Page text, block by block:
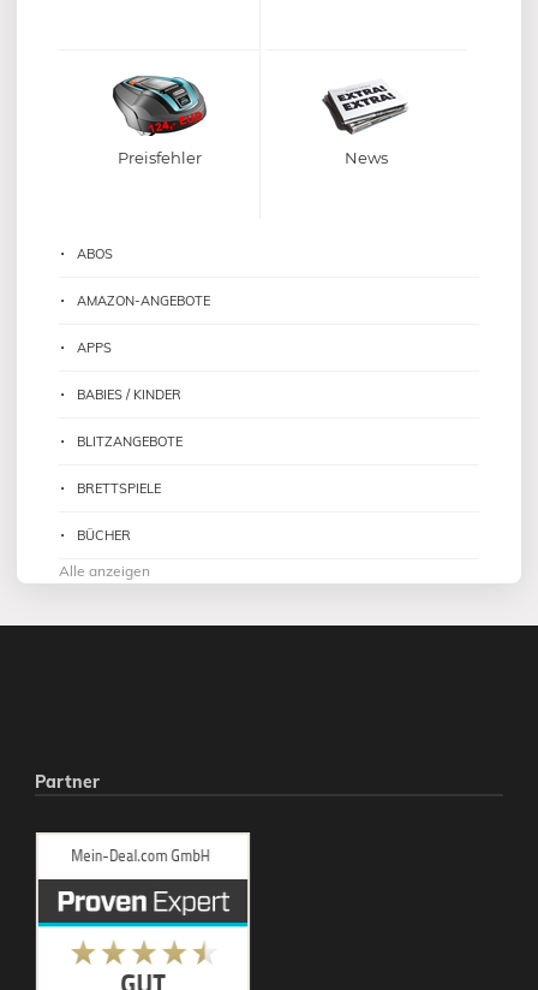
Preisfehler News
ABOS
AMAZON-ANGEBOTE
APPS
BABIES / KINDER
BLITZANGEBOTE
BRETTSPIELE
BÜCHER
Alle anzeigen
Partner